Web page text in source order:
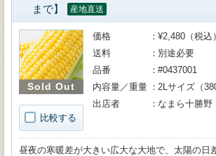
まで】
産地直送
Sold Out
比較する
価格
¥2,480（税込）
送料
別途必要
品番
#0437001
内容量／重量
2Lサイズ（
出店者
なまら十勝野
昼夜の寒暖差が大きい広大な大地で、太陽の日